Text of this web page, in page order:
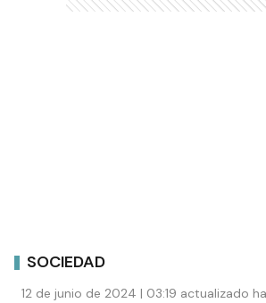
SOCIEDAD
12 de junio de 2024 | 03:19 actualizado